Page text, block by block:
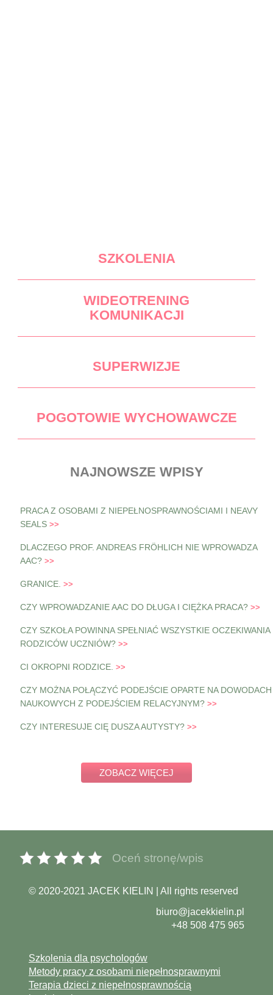
SZKOLENIA
WIDEOTRENING
KOMUNIKACJI
SUPERWIZJE
POGOTOWIE WYCHOWAWCZE
NAJNOWSZE WPISY
PRACA Z OSOBAMI Z NIEPEŁNOSPRAWNOŚCIAMI I NEAVY
SEALS
DLACZEGO PROF. ANDREAS FRÖHLICH NIE WPROWADZA
AAC?
GRANICE.
CZY WPROWADZANIE AAC DO DŁUGA I CIĘŻKA PRACA?
CZY SZKOŁA POWINNA SPEŁNIAĆ WSZYSTKIE OCZEKIWANIA
RODZICÓW UCZNIÓW?
CI OKROPNI RODZICE.
CZY MOŻNA POŁĄCZYĆ PODEJŚCIE OPARTE NA DOWODACH
NAUKOWYCH Z PODEJŚCIEM RELACYJNYM?
CZY INTERESUJE CIĘ DUSZA AUTYSTY?
ZOBACZ WIĘCEJ
Oceń stronę/wpis
© 2020-2021 JACEK KIELIN | All rights reserved
biuro@jacekkielin.pl
+48 508 475 965
Szkolenia dla psychologów
Metody pracy z osobami niepełnosprawnymi
Terapia dzieci z niepełnosprawnością